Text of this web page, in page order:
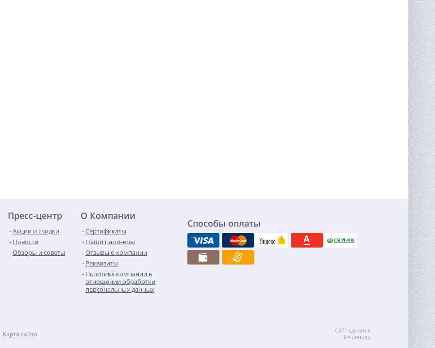
Пресс-центр
Акции и скидки
Новости
Обзоры и советы
О Компании
Сертификаты
Наши партнеры
Отзывы о компании
Реквизиты
Политика компании в
отношении обработки
персональных данных
Способы оплаты
Карта сайта
Сайт сделан в
Решениях